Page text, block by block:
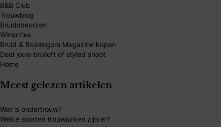
B&B Club
Trouwblog
Bruidsbeurzen
Winacties
Bruid & Bruidegom Magazine kopen
Deel jouw bruiloft of styled shoot
Home
Meest gelezen artikelen
Wat is ondertrouw?
Welke soorten trouwjurken zijn er?